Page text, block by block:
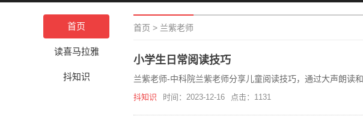
首页
读喜马拉雅
抖知识
首页 > 兰紫老师
小学生日常阅读技巧
兰紫老师-中科院兰紫老师分享儿童阅读技巧，通过大声朗读
抖知识 时间：2023-12-16 点击：1131